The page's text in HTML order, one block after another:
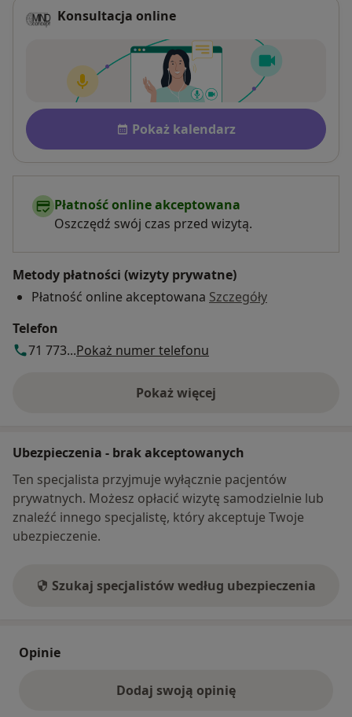
Konsultacja online
Dostępność
Pokaż kalendarz
Płatność online akceptowana
Oszczędź swój czas przed wizytą.
Metody płatności (wizyty prywatne)
Płatność online akceptowana Szczegóły
Telefon
71 773...Pokaż numer telefonu
Pokaż więcej
o adresie
Ubezpieczenia - brak akceptowanych
Ten specjalista przyjmuje wyłącznie pacjentów
prywatnych. Możesz opłacić wizytę samodzielnie lub
znaleźć innego specjalistę, który akceptuje Twoje
ubezpieczenie.
Szukaj specjalistów według ubezpieczenia
Opinie
Dodaj swoją opinię